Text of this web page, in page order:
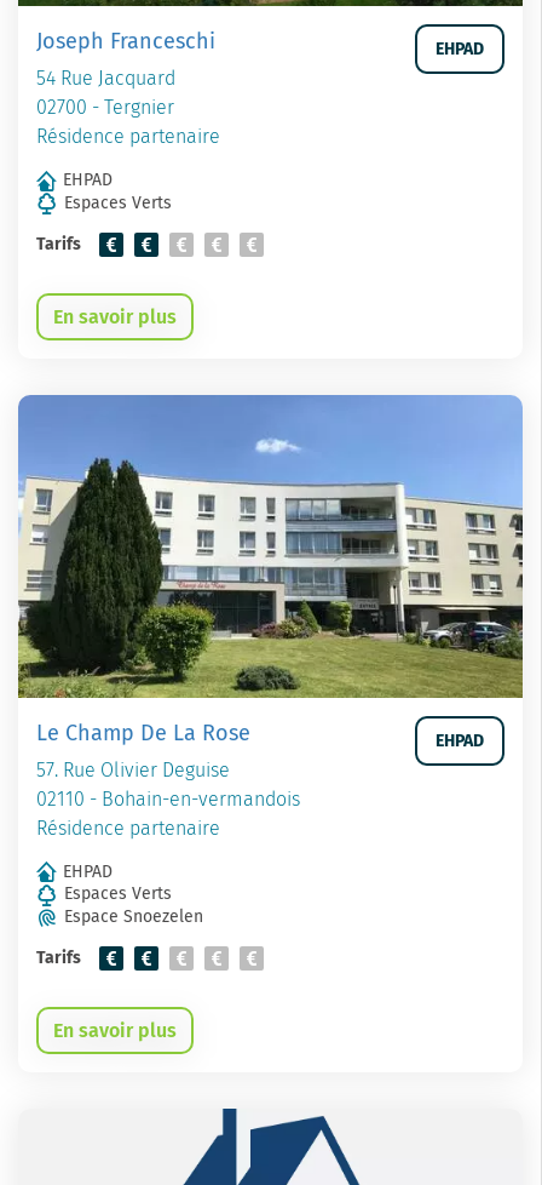
Joseph Franceschi
54 Rue Jacquard
02700 - Tergnier
Résidence partenaire
EHPAD
EHPAD
Espaces Verts
Tarifs
En savoir plus
Le Champ De La Rose
57. Rue Olivier Deguise
02110 - Bohain-en-vermandois
Résidence partenaire
EHPAD
EHPAD
Espaces Verts
Espace Snoezelen
Tarifs
En savoir plus